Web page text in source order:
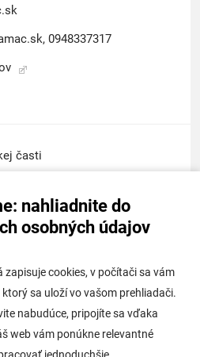
nahliadnite do
osobných údajov
cookies, v počítači sa vám
sa uloží vo vašom prehliadači.
nabudúce, pripojíte sa vďaka
web vám ponúkne relevantné
0948337317
časti
úradu